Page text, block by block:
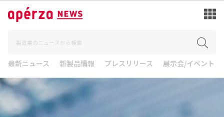
最新ニュース 新製品情報 プレスリリース 展示会/イベント